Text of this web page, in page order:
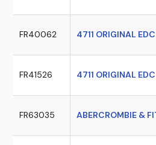
FR40062 4711 ORIGINAL
FR41526 4711 ORIGINAL
FR63035 ABERCROMBIE &